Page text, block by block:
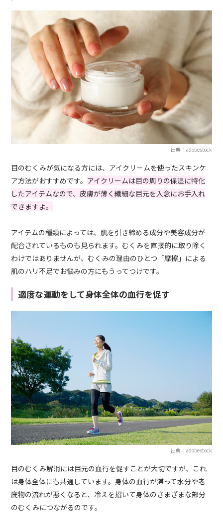
出典：adobestock
目のむくみが気になる方には、アイクリームを使ったスキンケ
ア方法がおすすめです。 アイクリームは目の周りの保湿に特化
したアイテムなので、皮膚が薄く繊細な目元を入念にお手入れ
できますよ。
アイテムの種類によっては、肌を引き締める成分や美容成分が
配合されているものも見られます。むくみを直接的に取り除く
わけではありませんが、むくみの理由のひとつ「摩擦」による
肌のハリ不足でお悩みの方にもうってつけです。
適度な運動をして身体全体の血行を促す
出典：adobestock
目のむくみ解消には目元の血行を促すことが大切ですが、これ
は身体全体にも共通しています。身体の血行が滞って水分や老
廃物の流れが悪くなると、冷えを招いて身体のさまざまな部分
のむくみにつながるのです。